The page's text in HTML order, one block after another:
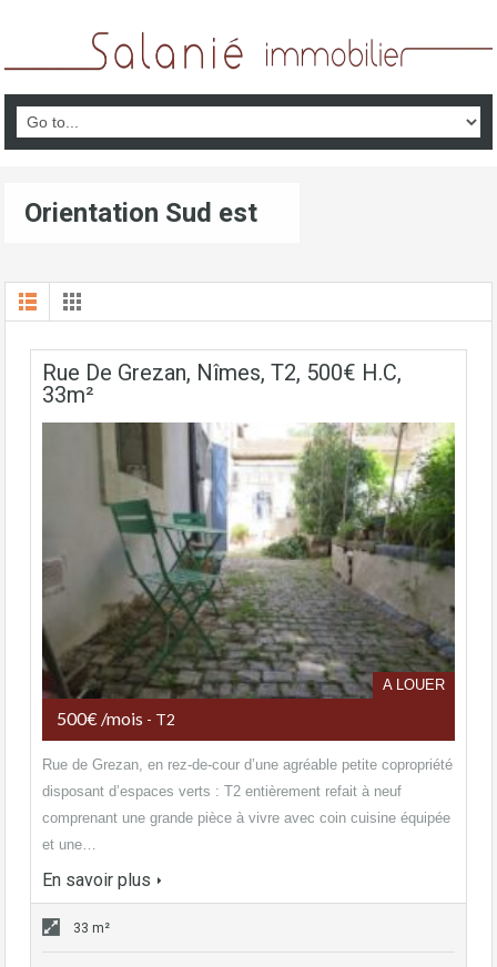
Orientation Sud est
Rue De Grezan, Nîmes, T2, 500€ H.C,
33m²
A LOUER
500€ /mois - T2
Rue de Grezan, en rez-de-cour d’une agréable petite copropriété
disposant d’espaces verts : T2 entièrement refait à neuf
comprenant une grande pièce à vivre avec coin cuisine équipée
et une…
En savoir plus
33 m²